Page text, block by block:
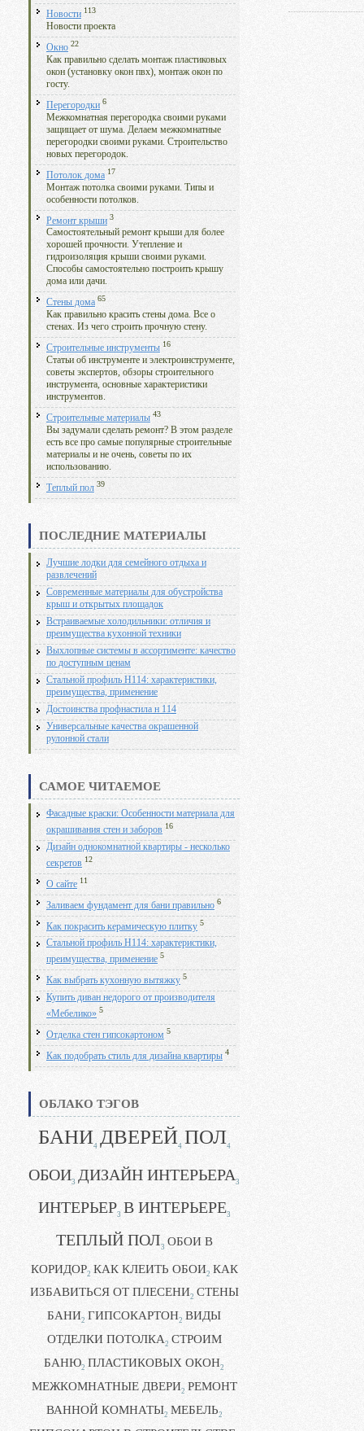
Новости 113
Новости проекта
Окно 22
Как правильно сделать монтаж пластиковых
окон (установку окон пвх), монтаж окон по
госту.
Перегородки 6
Межкомнатная перегородка своими руками
защищает от шума. Делаем межкомнатные
перегородки своими руками. Строительство
новых перегородок.
Потолок дома 17
Монтаж потолка своими руками. Типы и
особенности потолков.
Ремонт крыши 3
Самостоятельный ремонт крыши для более
хорошей прочности. Утепление и
гидроизоляция крыши своими руками.
Способы самостоятельно построить крышу
дома или дачи.
Стены дома 65
Как правильно красить стены дома. Все о
стенах. Из чего строить прочную стену.
Строительные инструменты 16
Статьи об инструменте и электроинструменте,
советы экспертов, обзоры строительного
инструмента, основные характеристики
инструментов.
Строительные материалы 43
Вы задумали сделать ремонт? В этом разделе
есть все про самые популярные строительные
материалы и не очень, советы по их
использованию.
Теплый пол 39
ПОСЛЕДНИЕ МАТЕРИАЛЫ
Лучшие лодки для семейного отдыха и
развлечений
Современные материалы для обустройства
крыш и открытых площадок
Встраиваемые холодильники: отличия и
преимущества кухонной техники
Выхлопные системы в ассортименте: качество
по доступным ценам
Стальной профиль Н114: характеристики,
преимущества, применение
Достоинства профнастила н 114
Универсальные качества окрашенной
рулонной стали
САМОЕ ЧИТАЕМОЕ
Фасадные краски: Особенности материала для
окрашивания стен и заборов 16
Дизайн однокомнатной квартиры - несколько
секретов 12
О сайте 11
Заливаем фундамент для бани правильно 6
Как покрасить керамическую плитку 5
Стальной профиль Н114: характеристики,
преимущества, применение 5
Как выбрать кухонную вытяжку 5
Купить диван недорого от производителя
«Мебелико» 5
Отделка стен гипсокартоном 5
Как подобрать стиль для дизайна квартиры 4
ОБЛАКО ТЭГОВ
БАНИ4 ДВЕРЕЙ4 ПОЛ4
ОБОИ3 ДИЗАЙН ИНТЕРЬЕРА3
ИНТЕРЬЕР3 В ИНТЕРЬЕРЕ3
ТЕПЛЫЙ ПОЛ3 ОБОИ В
КОРИДОР2 КАК КЛЕИТЬ ОБОИ2 КАК
ИЗБАВИТЬСЯ ОТ ПЛЕСЕНИ2 СТЕНЫ
БАНИ2 ГИПСОКАРТОН2 ВИДЫ
ОТДЕЛКИ ПОТОЛКА2 СТРОИМ
БАНЮ2 ПЛАСТИКОВЫХ ОКОН2
МЕЖКОМНАТНЫЕ ДВЕРИ2 РЕМОНТ
ВАННОЙ КОМНАТЫ2 МЕБЕЛЬ2